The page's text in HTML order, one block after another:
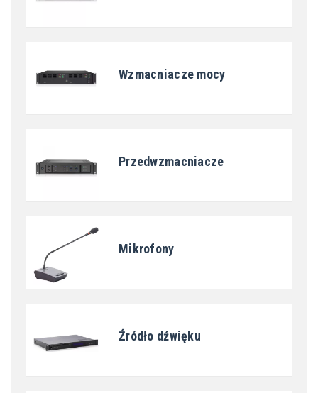
Wzmacniacze mocy
Przedwzmacniacze
Mikrofony
Źródło dźwięku